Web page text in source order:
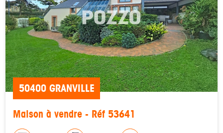
50400 GRANVILLE
Maison à vendre - Réf 53641